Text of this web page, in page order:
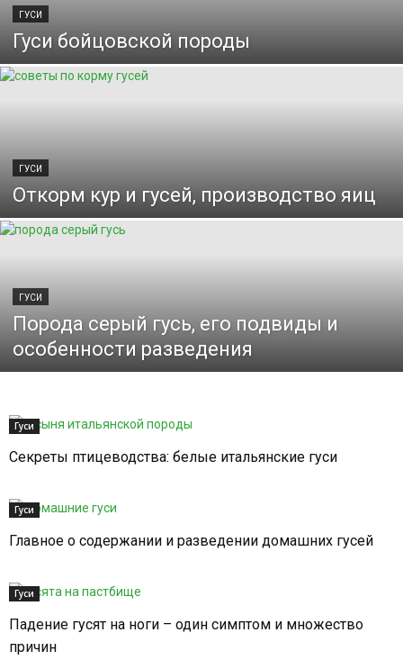
ГУСИ
Гуси бойцовской породы
ГУСИ
Откорм кур и гусей, производство яиц
ГУСИ
Порода серый гусь, его подвиды и
особенности разведения
Гуси
Секреты птицеводства: белые итальянские гуси
Гуси
Главное о содержании и разведении домашних гусей
Гуси
Падение гусят на ноги – один симптом и множество
причин